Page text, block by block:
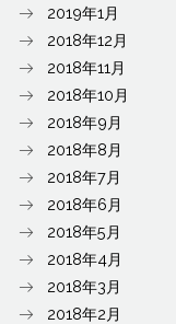
2019年1月
2018年12月
2018年11月
2018年10月
2018年9月
2018年8月
2018年7月
2018年6月
2018年5月
2018年4月
2018年3月
2018年2月